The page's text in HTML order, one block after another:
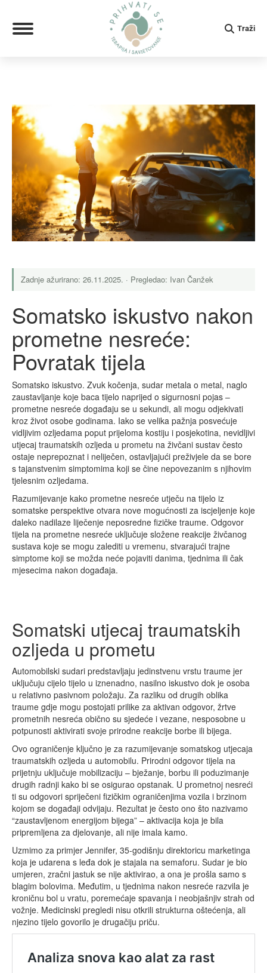
Search:
Traži
Zadnje ažurirano: 26.11.2025. · Pregledao: Ivan Čanžek
Somatsko iskustvo nakon
prometne nesreće:
Povratak tijela
Somatsko iskustvo. Zvuk kočenja, sudar metala o metal, naglo
zaustavljanje koje baca tijelo naprijed o sigurnosni pojas –
prometne nesreće događaju se u sekundi, ali mogu odjekivati
kroz život osobe godinama. Iako se velika pažnja posvećuje
vidljivim ozljedama poput prijeloma kostiju i posjekotina, nevidljivi
utjecaj traumatskih ozljeda u prometu na živčani sustav često
ostaje neprepoznat i neliječen, ostavljajući preživjele da se bore
s tajanstvenim simptomima koji se čine nepovezanim s njihovim
tjelesnim ozljedama.
Razumijevanje kako prometne nesreće utječu na tijelo iz
somatske perspektive otvara nove mogućnosti za iscjeljenje koje
daleko nadilaze liječenje neposredne fizičke traume. Odgovor
tijela na prometne nesreće uključuje složene reakcije živčanog
sustava koje se mogu zalediti u vremenu, stvarajući trajne
simptome koji se možda neće pojaviti danima, tjednima ili čak
mjesecima nakon događaja.
Somatski utjecaj traumatskih
ozljeda u prometu
Automobilski sudari predstavljaju jedinstvenu vrstu traume jer
uključuju cijelo tijelo u iznenadno, nasilno iskustvo dok je osoba
u relativno pasivnom položaju. Za razliku od drugih oblika
traume gdje mogu postojati prilike za aktivan odgovor, žrtve
prometnih nesreća obično su sjedeće i vezane, nesposobne u
potpunosti aktivirati svoje prirodne reakcije borbe ili bijega.
Ovo ograničenje ključno je za razumijevanje somatskog utjecaja
traumatskih ozljeda u automobilu. Prirodni odgovor tijela na
prijetnju uključuje mobilizaciju – bježanje, borbu ili poduzimanje
drugih radnji kako bi se osigurao opstanak. U prometnoj nesreći
ti su odgovori spriječeni fizičkim ograničenjima vozila i brzinom
kojom se događaji odvijaju. Rezultat je često ono što nazivamo
“zaustavljenom energijom bijega” – aktivacija koja je bila
pripremljena za djelovanje, ali nije imala kamo.
Uzmimo za primjer Jennifer, 35-godišnju direktoricu marketinga
koja je udarena s leđa dok je stajala na semaforu. Sudar je bio
umjeren, zračni jastuk se nije aktivirao, a ona je prošla samo s
blagim bolovima. Međutim, u tjednima nakon nesreće razvila je
kroničnu bol u vratu, poremećaje spavanja i neobjašnjiv strah od
vožnje. Medicinski pregledi nisu otkrili strukturna oštećenja, ali
njezino tijelo govorilo je drugačiju priču.